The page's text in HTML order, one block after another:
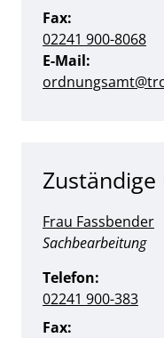
Fax:
02241 900-8068
E-Mail:
Frau Fassbender
Position:
Sachbearbeitung
Telefon:
02241 900-383
Fax: